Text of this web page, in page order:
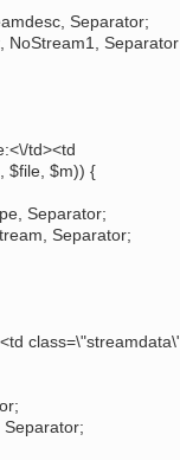
Separator;
NoStream1,
td><td
$file, $m)) {
Separator;
Separator;
Separator;